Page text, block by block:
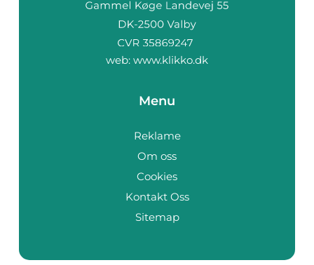
web: www.klikko.dk
Menu
Reklame
Om oss
Cookies
Kontakt Oss
Sitemap